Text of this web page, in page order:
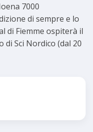
7000
di sempre e lo
di Fiemme ospiterà il
Sci Nordico (dal 20